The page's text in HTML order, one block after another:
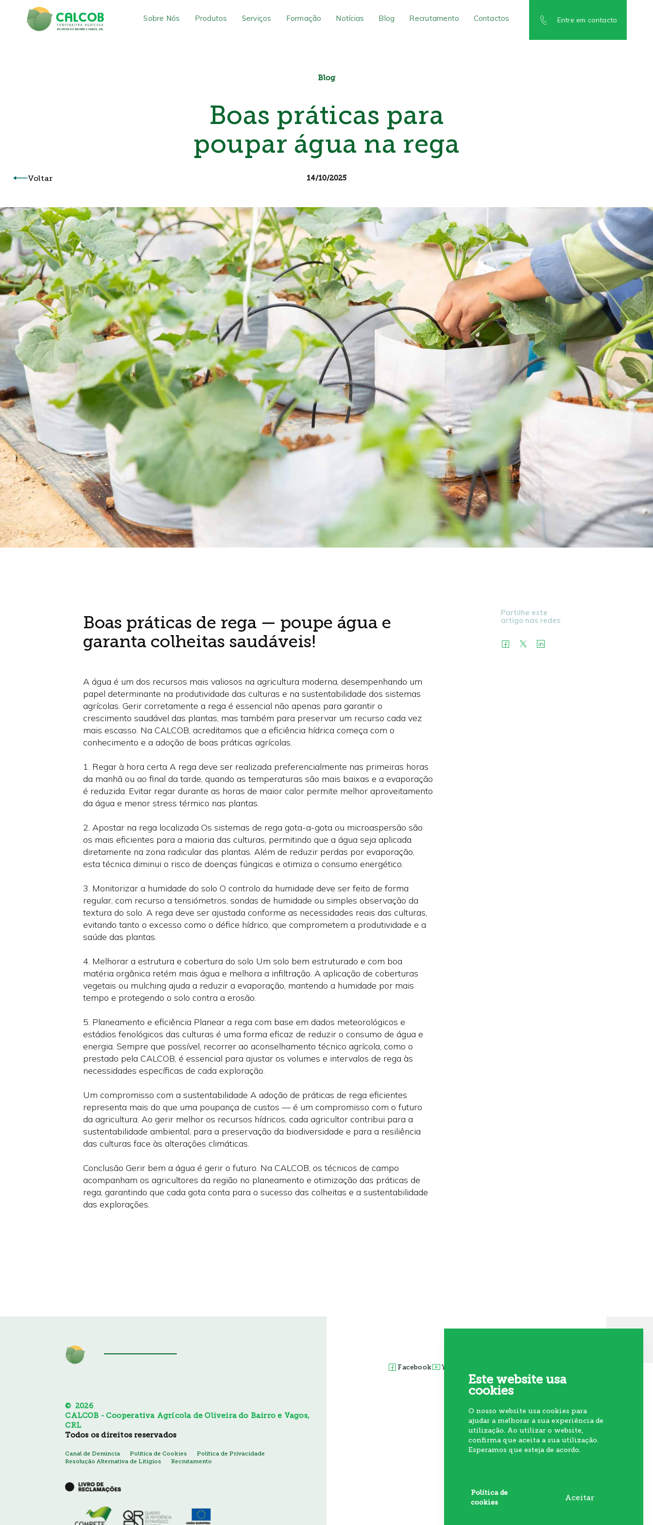
Este website usa
cookies
O nosso website usa cookies para
ajudar a melhorar a sua experiência de
utilização. Ao utilizar o website,
confirma que aceita a sua utilização.
Esperamos que esteja de acordo.
Política de
cookies
Aceitar
Sobre Nós Produtos Serviços Formação Notícias Blog Recrutamento Contactos Entre em contacto
Blog
Boas práticas para
poupar água na rega
Voltar 14/10/2025
Boas práticas de rega — poupe água e
garanta colheitas saudáveis!
A água é um dos recursos mais valiosos na agricultura moderna, desempenhando um
papel determinante na produtividade das culturas e na sustentabilidade dos sistemas
agrícolas. Gerir corretamente a rega é essencial não apenas para garantir o
crescimento saudável das plantas, mas também para preservar um recurso cada vez
mais escasso. Na CALCOB, acreditamos que a eficiência hídrica começa com o
conhecimento e a adoção de boas práticas agrícolas.
1. Regar à hora certa A rega deve ser realizada preferencialmente nas primeiras horas
da manhã ou ao final da tarde, quando as temperaturas são mais baixas e a evaporação
é reduzida. Evitar regar durante as horas de maior calor permite melhor aproveitamento
da água e menor stress térmico nas plantas.
2. Apostar na rega localizada Os sistemas de rega gota-a-gota ou microaspersão são
os mais eficientes para a maioria das culturas, permitindo que a água seja aplicada
diretamente na zona radicular das plantas. Além de reduzir perdas por evaporação,
esta técnica diminui o risco de doenças fúngicas e otimiza o consumo energético.
3. Monitorizar a humidade do solo O controlo da humidade deve ser feito de forma
regular, com recurso a tensiómetros, sondas de humidade ou simples observação da
textura do solo. A rega deve ser ajustada conforme as necessidades reais das culturas,
evitando tanto o excesso como o défice hídrico, que comprometem a produtividade e a
saúde das plantas.
4. Melhorar a estrutura e cobertura do solo Um solo bem estruturado e com boa
matéria orgânica retém mais água e melhora a infiltração. A aplicação de coberturas
vegetais ou mulching ajuda a reduzir a evaporação, mantendo a humidade por mais
tempo e protegendo o solo contra a erosão.
5. Planeamento e eficiência Planear a rega com base em dados meteorológicos e
estádios fenológicos das culturas é uma forma eficaz de reduzir o consumo de água e
energia. Sempre que possível, recorrer ao aconselhamento técnico agrícola, como o
prestado pela CALCOB, é essencial para ajustar os volumes e intervalos de rega às
necessidades específicas de cada exploração.
Um compromisso com a sustentabilidade A adoção de práticas de rega eficientes
representa mais do que uma poupança de custos — é um compromisso com o futuro
da agricultura. Ao gerir melhor os recursos hídricos, cada agricultor contribui para a
sustentabilidade ambiental, para a preservação da biodiversidade e para a resiliência
das culturas face às alterações climáticas.
Conclusão Gerir bem a água é gerir o futuro. Na CALCOB, os técnicos de campo
acompanham os agricultores da região no planeamento e otimização das práticas de
rega, garantindo que cada gota conta para o sucesso das colheitas e a sustentabilidade
das explorações.
Partilhe este
artigo nas redes
Facebook Youtube
© 2026
CALCOB - Cooperativa Agrícola de Oliveira do Bairro e Vagos,
CRL
Todos os direitos reservados
Canal de Denúncia Política de Cookies
Política de Privacidade
Resolução Alternativa de Litígios
Recrutamento
Subscrever Newsletter